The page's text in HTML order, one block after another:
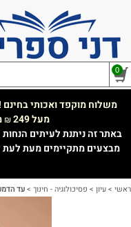
0
משלוח מוקפד ואכותי בחינם !
מעל 249
₪
באתר זה ניתנת לעיתים
מבצעים מתקיימים מעת
ראשי >עיון > פסיכולוגיה - חינוך >עד